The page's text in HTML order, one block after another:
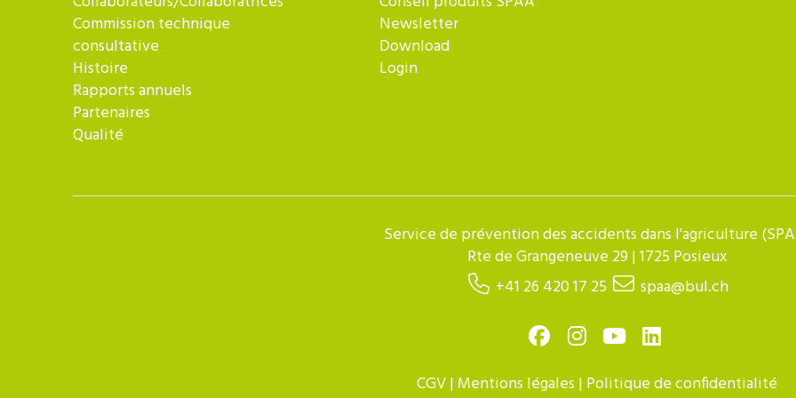
Commission technique
consultative
Histoire
Rapports annuels
Partenaires
Qualité
Newsletter
Download
Login
Service de prévention des accidents dans l'agriculture
Rte de Grangeneuve 29 | 1725 Posieux
+41 26 420 17 25
spaa@bul.ch
CGV|Mentions légales | Politique de confidentialité